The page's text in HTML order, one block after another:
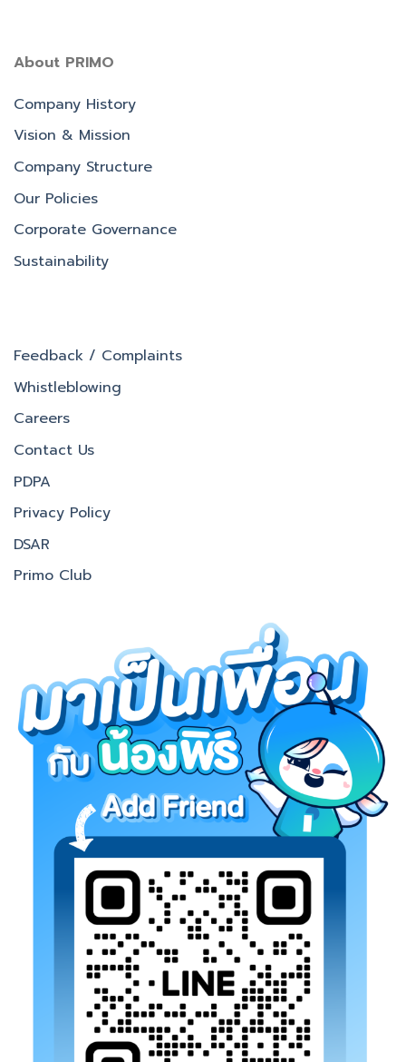
About PRIMO
Company History
Vision & Mission
Company Structure
Our Policies
Corporate Governance
Sustainability
Feedback / Complaints
Whistleblowing
Careers
Contact Us
PDPA
Privacy Policy
DSAR
Primo Club